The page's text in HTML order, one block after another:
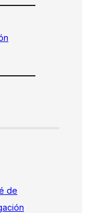
de